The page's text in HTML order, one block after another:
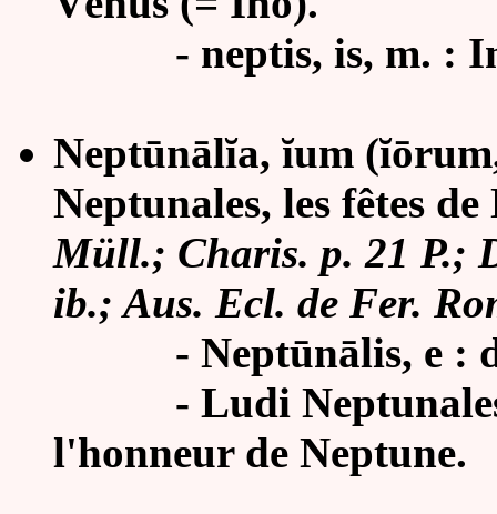
- neptis, is, m. :
Neptūnālĭa, ĭum
Neptunales, les fêtes de
Müll.; Charis. p. 21 P.;
ib.; Aus. Ecl. de Fer.
- Neptūnālis, e :
- Ludi
l'honneur de Neptune.